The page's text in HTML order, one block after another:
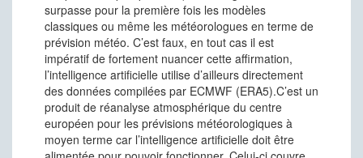
surpasse pour la première fois les modèles
classiques ou même les météorologues en terme de
prévision météo. C’est faux, en tout cas il est
impératif de fortement nuancer cette affirmation,
l’intelligence artificielle utilise d’ailleurs directement
des données compilées par ECMWF (ERA5).C’est un
produit de réanalyse atmosphérique du centre
européen pour les prévisions météorologiques à
moyen terme car l’intelligence artificielle doit être